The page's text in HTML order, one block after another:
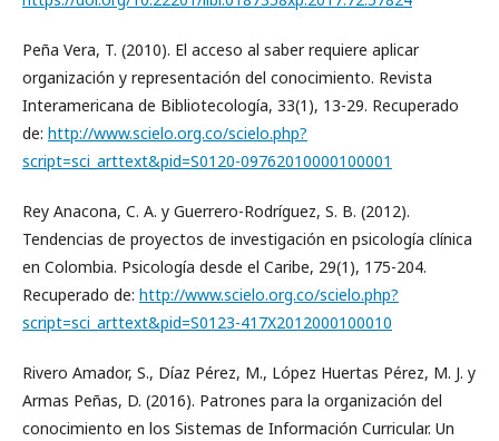
Peña Vera, T. (2010). El acceso al saber requiere aplicar
organización y representación del conocimiento. Revista
Interamericana de Bibliotecología, 33(1), 13-29. Recuperado
de: http://www.scielo.org.co/scielo.php?
script=sci_arttext&pid=S0120-09762010000100001
Rey Anacona, C. A. y Guerrero-Rodríguez, S. B. (2012).
Tendencias de proyectos de investigación en psicología clínica
en Colombia. Psicología desde el Caribe, 29(1), 175-204.
Recuperado de: http://www.scielo.org.co/scielo.php?
script=sci_arttext&pid=S0123-417X2012000100010
Rivero Amador, S., Díaz Pérez, M., López Huertas Pérez, M. J. y
Armas Peñas, D. (2016). Patrones para la organización del
conocimiento en los Sistemas de Información Curricular. Un